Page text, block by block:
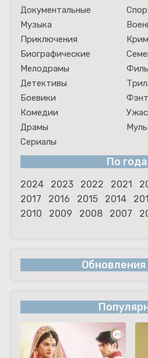
Документальные
Музыка
Приключения
Биографические
Мелодрамы
Детективы
Боевики
Комедии
Драмы
Сериалы
По
2024 2023 2022 2021
2017
2016 2015 2014
2010
2009 2008 2007
Обновления